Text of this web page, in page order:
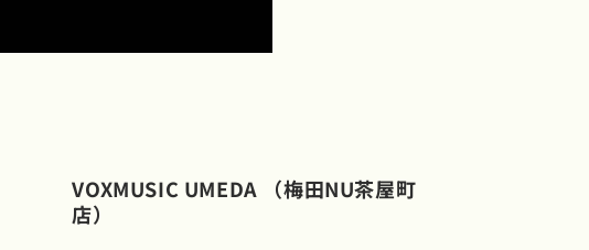
VOXMUSIC UMEDA （梅田NU茶屋町
店）